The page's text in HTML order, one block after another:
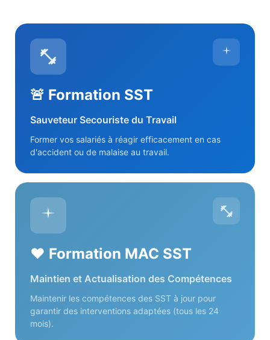
🚨 Formation SST
Sauveteur Secouriste du Travail
Former vos salariés à réagir efficacement en cas
d'accident ou de malaise au travail.
❤️ Formation MAC SST
Maintien et Actualisation des Compétences
Maintenir les compétences des SST à jour pour
garantir des interventions adaptées (tous les 24
mois).